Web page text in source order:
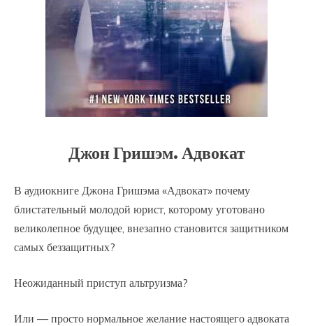
Джон Гришэм. Адвокат
В аудиокниге Джона Гришэма «Адвокат» почему
блистательный молодой юрист, которому уготовано
великолепное будущее, внезапно становится защитником
самых беззащитных?
Неожиданный приступ альтруизма?
Или — просто нормальное желание настоящего адвоката